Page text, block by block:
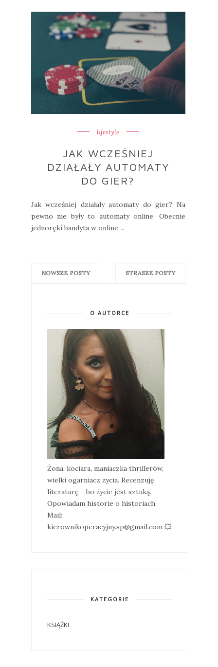
lifestyle
JAK WCZEŚNIEJ
DZIAŁAŁY AUTOMATY
DO GIER?
Jak wcześniej działały automaty do gier? Na
pewno nie były to automaty online. Obecnie
jednoręki bandyta w online ...
NOWSZE POSTY STRASZE POSTY
O AUTORCE
Żona, kociara, maniaczka thrillerów,
wielki ogarniacz życia. Recenzuję
literaturę - bo życie jest sztuką.
Opowiadam historie o historiach.
Mail:
kierownikoperacyjny.sp@gmail.com 💥
KATEGORIE
KSIĄŻKI